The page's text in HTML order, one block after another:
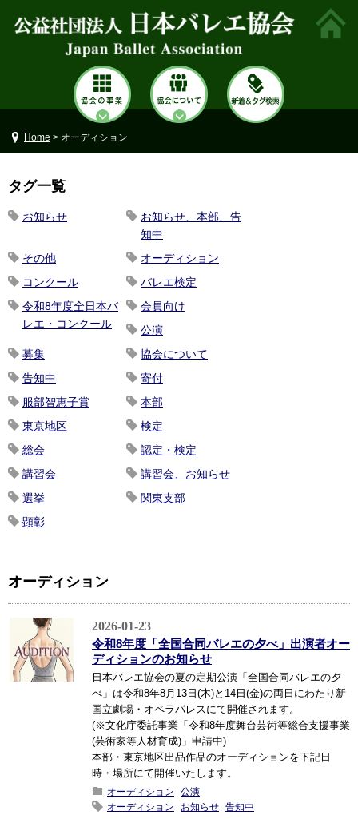
Home > オーディション
タグ一覧
お知らせ
お知らせ、本部、告
知中
その他
オーディション
コンクール
バレエ検定
令和8年度全日本バ
レエ・コンクール
会員向け
公演
募集
協会について
告知中
寄付
服部智恵子賞
本部
東京地区
検定
総会
認定・検定
講習会
講習会、お知らせ
選挙
関東支部
顕彰
オーディション
2026-01-23
令和8年度「全国合同バレエの夕べ」出演者オー
ディションのお知らせ
日本バレエ協会の夏の定期公演「全国合同バレエの夕
べ」は令和8年8月13日(木)と14日(金)の両日にわたり新
国立劇場・オペラパレスにて開催されます。
(※文化庁委託事業「令和8年度舞台芸術等総合支援事業
(芸術家等人材育成)」申請中)
本部・東京地区出品作品のオーディションを下記日
時・場所にて開催いたします。
オーディション
公演
オーディション
お知らせ 告知中